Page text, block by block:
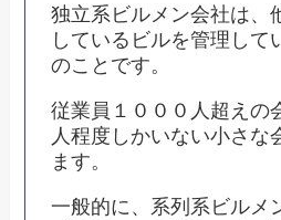
独立系ビルメン会社は、
しているビルを管理して
のことです。
従業員１０００人超えの
人程度しかいない小さな
ます。
一般的に、系列系ビルメ